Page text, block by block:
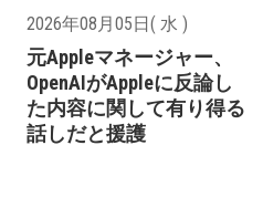
2026年08月05日( 水 )
元Appleマネージャー、
OpenAIがAppleに反論し
た内容に関して有り得る
話しだと援護